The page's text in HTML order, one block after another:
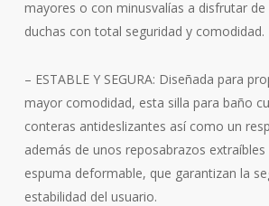
mayores o con minusvalías a disfrutar de
duchas con total seguridad y comodidad.
– ESTABLE Y SEGURA: Diseñada para
mayor comodidad, esta silla para baño
conteras antideslizantes así como un
además de unos reposabrazos
espuma deformable, que garantizan la
estabilidad del usuario.